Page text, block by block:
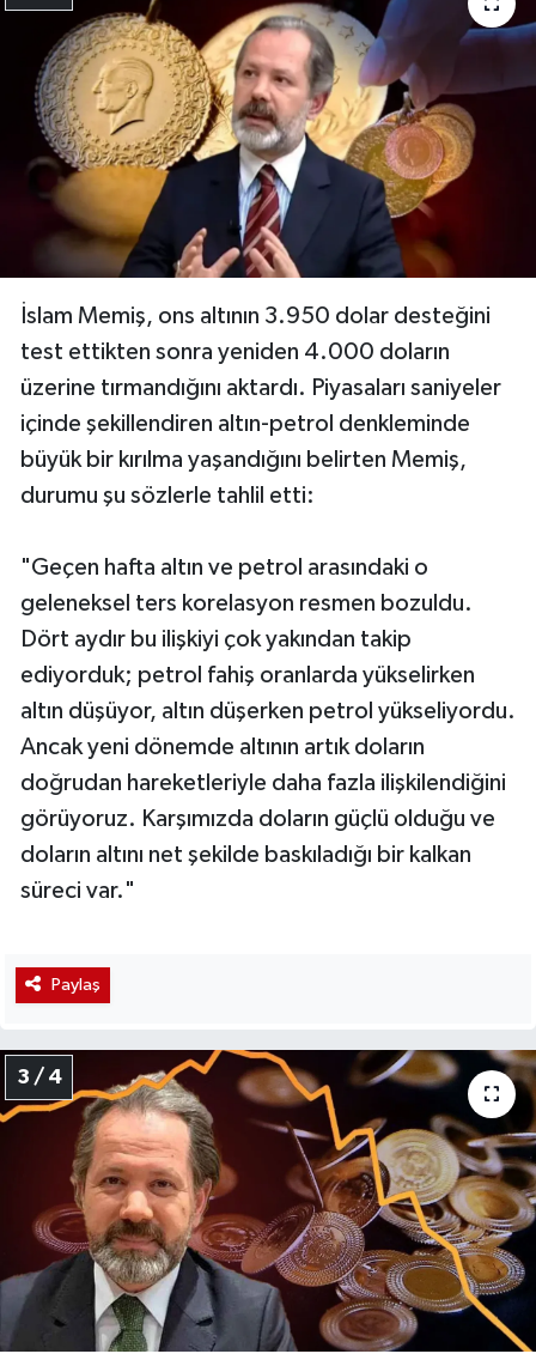
İslam Memiş, ons altının 3.950 dolar desteğini
test ettikten sonra yeniden 4.000 doların
üzerine tırmandığını aktardı. Piyasaları saniyeler
içinde şekillendiren altın-petrol denkleminde
büyük bir kırılma yaşandığını belirten Memiş,
durumu şu sözlerle tahlil etti:
"Geçen hafta altın ve petrol arasındaki o
geleneksel ters korelasyon resmen bozuldu.
Dört aydır bu ilişkiyi çok yakından takip
ediyorduk; petrol fahiş oranlarda yükselirken
altın düşüyor, altın düşerken petrol yükseliyordu.
Ancak yeni dönemde altının artık doların
doğrudan hareketleriyle daha fazla ilişkilendiğini
görüyoruz. Karşımızda doların güçlü olduğu ve
doların altını net şekilde baskıladığı bir kalkan
süreci var."
Paylaş
3 / 4